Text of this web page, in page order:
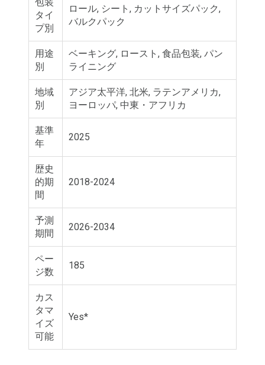
タイ
プ別
ロール, シート, カットサイズパック,
バルクパック
用途
別
ベーキング, ロースト, 食品包装, パン
ライニング
地域
別
アジア太平洋, 北米, ラテンアメリカ,
ヨーロッパ, 中東・アフリカ
基準
年
2025
歴史
的期
間
2018-2024
予測
期間
2026-2034
ペー
ジ数
185
カス
タマ
イズ
可能
Yes*